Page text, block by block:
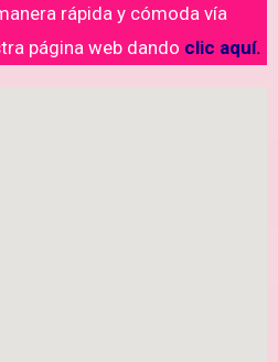
rápida y cómoda vía
página web dando clic aquí.